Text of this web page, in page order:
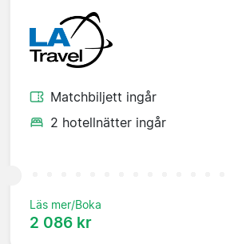
Matchbiljett ingår
2 hotellnätter ingår
Läs mer/Boka
2 086 kr